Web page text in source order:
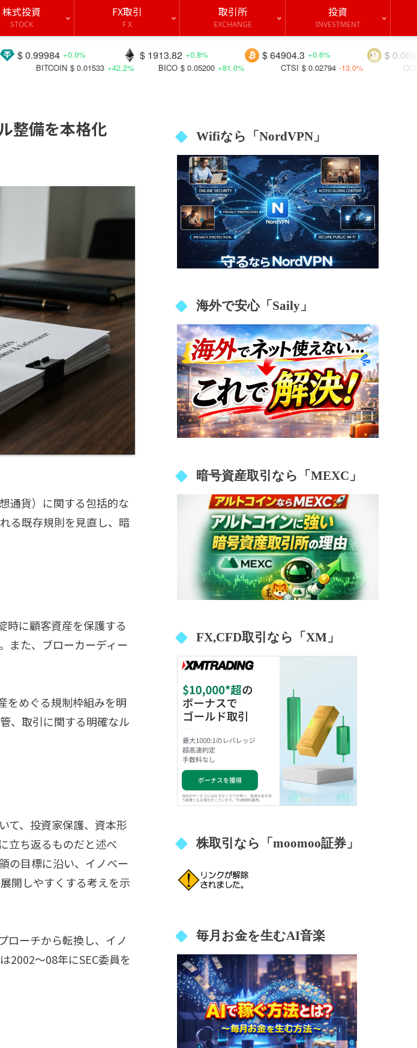
株式投資
STOCK
FX取引
F X
取引所
EXCHANGE
投資
INVESTMENT
$ 64904.3 +0.6%
$ 1913.82 +0.8%
+0.0% $ 0.06952
+0.8%
BICO $ 0.05200 +81.0%
+42.2% QUACK $ 0.00000 -
CTSI $ 0.02794 -13.0%
整備を本格化
通貨）に関する包括的な
る既存規則を見直し、暗
時に顧客資産を保護する
また、ブローカーディー
をめぐる規制枠組みを明
、取引に関する明確なル
て、投資家保護、資本形
立ち返るものだと述べ
の目標に沿い、イノベー
開しやすくする考えを示
ローチから転換し、イノ
2002〜08年にSEC委員を
Wifiなら「NordVPN」
海外で安心「Saily」
暗号資産取引なら「MEXC」
FX,CFD取引なら「XM」
株取引なら「moomoo証券」
毎月お金を生むAI音楽